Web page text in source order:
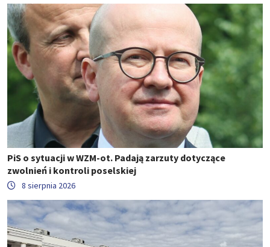
PiS o sytuacji w WZM-ot. Padają zarzuty dotyczące
zwolnień i kontroli poselskiej
8 sierpnia 2026